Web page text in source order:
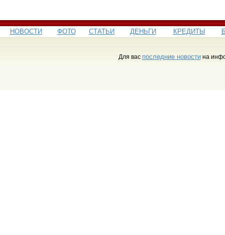
НОВОСТИ ФОТО СТАТЬИ ДЕНЬГИ КРЕДИТЫ
Для вас последние новостина